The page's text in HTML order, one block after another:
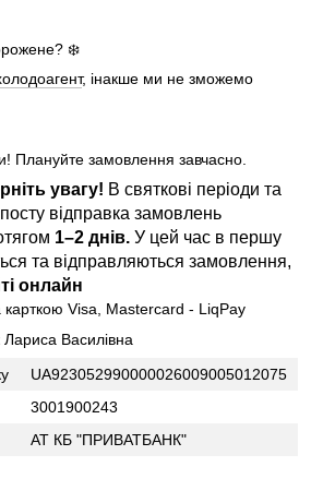
❄️
, інакше ми не зможемо
Плануйте замовлення завчасно.
увагу! В святкові періоди та
відправка замовлень
1–2 днів. У цей час в першу
та відправляються замовлення,
онлайн
Visa, Mastercard - LiqPay
Василівна
UA923052990000026009005012075
3001900243
АТ КБ "ПРИВАТБАНК"